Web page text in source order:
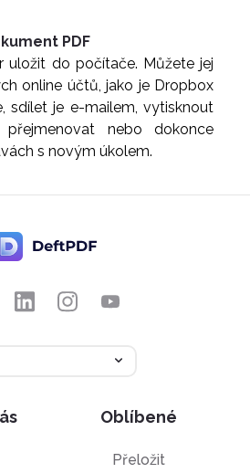
PDF
uložit do počítače. Můžete jej
online účtů, jako je Dropbox
sdílet je e-mailem, vytisknout
nebo dokonce
s novým úkolem.
Oblíbené
Přeložit